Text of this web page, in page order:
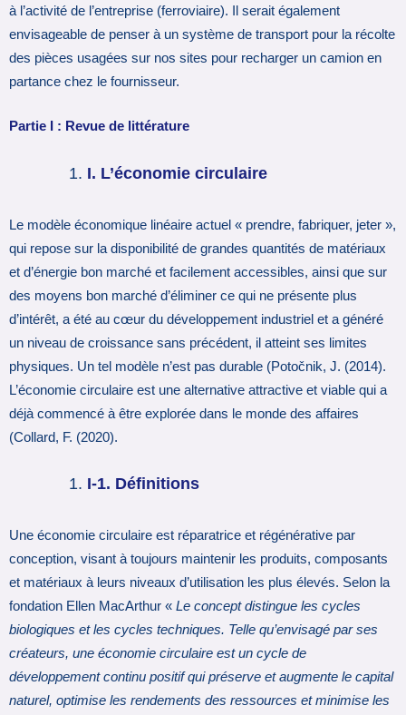
à l’activité de l’entreprise (ferroviaire). Il serait également
envisageable de penser à un système de transport pour la récolte
des pièces usagées sur nos sites pour recharger un camion en
partance chez le fournisseur.
Partie I : Revue de littérature
I. L’économie circulaire
Le modèle économique linéaire actuel « prendre, fabriquer, jeter »,
qui repose sur la disponibilité de grandes quantités de matériaux
et d’énergie bon marché et facilement accessibles, ainsi que sur
des moyens bon marché d’éliminer ce qui ne présente plus
d’intérêt, a été au cœur du développement industriel et a généré
un niveau de croissance sans précédent, il atteint ses limites
physiques. Un tel modèle n’est pas durable (Potočnik, J. (2014).
L’économie circulaire est une alternative attractive et viable qui a
déjà commencé à être explorée dans le monde des affaires
(Collard, F. (2020).
I-1. Définitions
Une économie circulaire est réparatrice et régénérative par
conception, visant à toujours maintenir les produits, composants
et matériaux à leurs niveaux d’utilisation les plus élevés. Selon la
fondation Ellen MacArthur « Le concept distingue les cycles
biologiques et les cycles techniques. Telle qu’envisagé par ses
créateurs, une économie circulaire est un cycle de
développement continu positif qui préserve et augmente le capital
naturel, optimise les rendements des ressources et minimise les